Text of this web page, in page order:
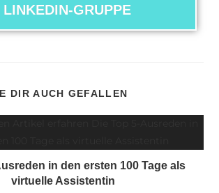
LINKEDIN-GRUPPE
DIR AUCH GEFALLEN
in den ersten 100 Tage als
virtuelle Assistentin